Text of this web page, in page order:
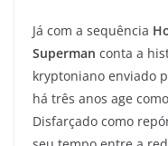
Já com a sequência
Superman conta a
kryptoniano enviado
há três anos age
Disfarçado como